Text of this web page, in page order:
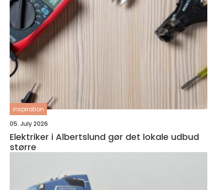
inspiration
05. July 2026
Elektriker i Albertslund gør det lokale udbud
større